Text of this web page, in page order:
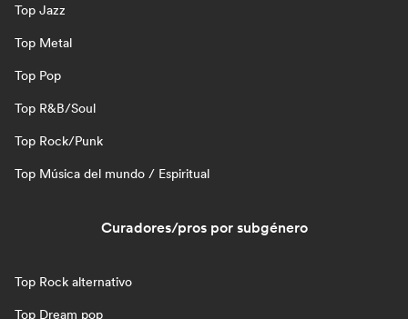
Top Jazz
Top Metal
Top Pop
Top R&B/Soul
Top Rock/Punk
Top Música del mundo / Espiritual
Curadores/pros por subgénero
Top Rock alternativo
Top Dream pop